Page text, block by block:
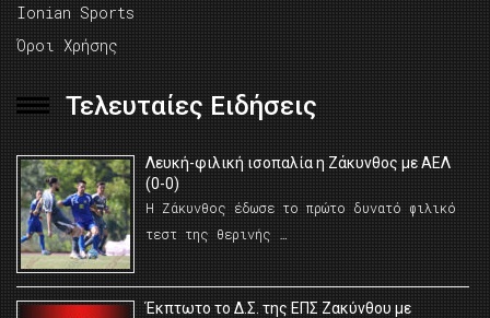
Ionian Sports
Όροι Χρήσης
Τελευταίες Ειδήσεις
Λευκή-φιλική ισοπαλία η Ζάκυνθος με ΑΕΛ
(0-0)
Η Ζάκυνθος έδωσε το πρώτο δυνατό φιλικό
τεστ της θερινής …
Έκπτωτο το Δ.Σ. της ΕΠΣ Ζακύνθου με